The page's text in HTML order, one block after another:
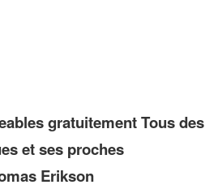
gratuitement Tous des
et ses proches
Erikson